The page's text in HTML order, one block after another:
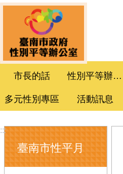
市長的話 性別平等辦公室
多元性別專區 活動訊息
:::
臺南市性平月